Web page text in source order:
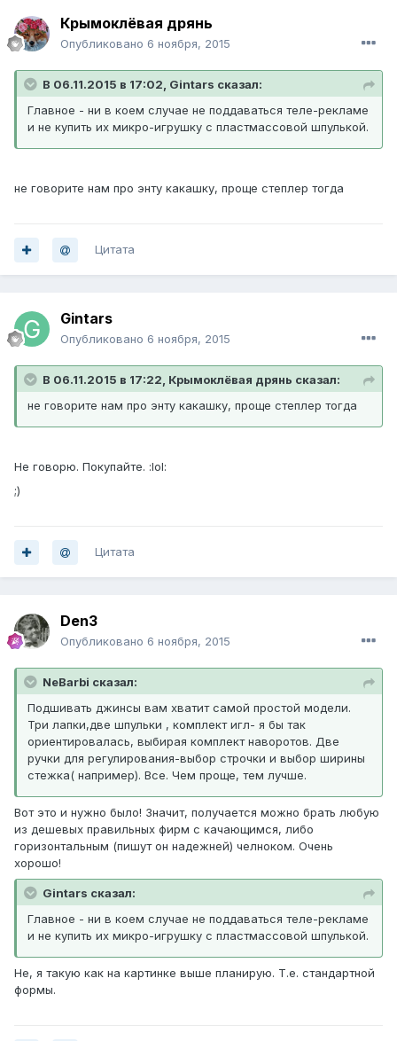
Крымоклёвая дрянь
Опубликовано 6 ноября, 2015
В 06.11.2015 в 17:02, Gintars сказал:
Главное - ни в коем случае не поддаваться теле-рекламе
и не купить их микро-игрушку с пластмассовой шпулькой.
не говорите нам про энту какашку, проще степлер тогда
Цитата
Gintars
Опубликовано 6 ноября, 2015
В 06.11.2015 в 17:22, Крымоклёвая дрянь сказал:
не говорите нам про энту какашку, проще степлер тогда
Не говорю. Покупайте. :lol:
;)
Цитата
Den3
Опубликовано 6 ноября, 2015
NeBarbi сказал:
Подшивать джинсы вам хватит самой простой модели.
Три лапки,две шпульки , комплект игл- я бы так
ориентировалась, выбирая комплект наворотов. Две
ручки для регулирования-выбор строчки и выбор ширины
стежка( например). Все. Чем проще, тем лучше.
Вот это и нужно было! Значит, получается можно брать любую
из дешевых правильных фирм с качающимся, либо
горизонтальным (пишут он надежней) челноком. Очень
хорошо!
Gintars сказал:
Главное - ни в коем случае не поддаваться теле-рекламе
и не купить их микро-игрушку с пластмассовой шпулькой.
Не, я такую как на картинке выше планирую. Т.е. стандартной
формы.